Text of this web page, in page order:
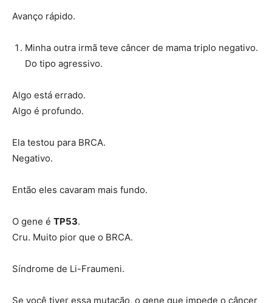
Avanço rápido.
Minha outra irmã teve câncer de mama triplo negativo.
Do tipo agressivo.
Algo está errado.
Algo é profundo.
Ela testou para BRCA.
Negativo.
Então eles cavaram mais fundo.
O gene é TP53.
Cru. Muito pior que o BRCA.
Síndrome de Li-Fraumeni.
Se você tiver essa mutação, o gene que impede o câncer